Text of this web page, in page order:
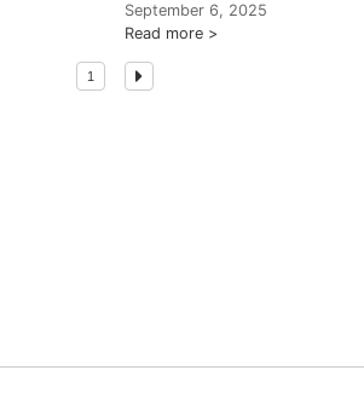
September 6, 2025
Read more
1